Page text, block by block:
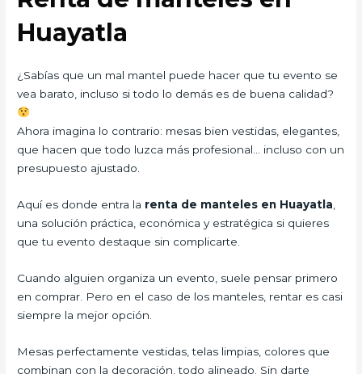
Huayatla
¿Sabías que un mal mantel puede hacer que tu evento se
vea barato, incluso si todo lo demás es de buena calidad?
Ahora imagina lo contrario: mesas bien vestidas, elegantes,
que hacen que todo luzca más profesional… incluso con un
presupuesto ajustado.
Aquí es donde entra la renta de manteles en Huayatla
una solución práctica, económica y estratégica si quieres
que tu evento destaque sin complicarte.
Cuando alguien organiza un evento, suele pensar primero
en comprar. Pero en el caso de los manteles, rentar es casi
siempre la mejor opción.
Mesas perfectamente vestidas, telas limpias, colores que
combinan con la decoración, todo alineado. Sin darte